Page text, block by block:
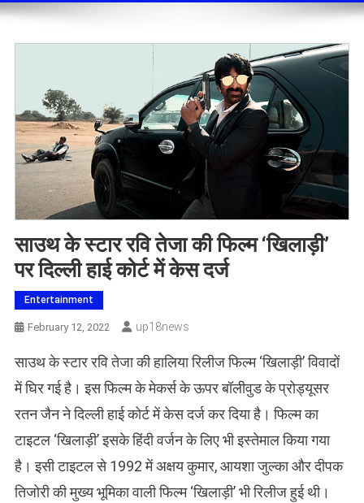
साउथ के स्टार रवि तेजा की फिल्म ‘खिलाड़ी’
पर दिल्ली हाई कोर्ट में केस दर्ज
Entertainment
February 12, 2022 Up18news
साउथ के स्टार रवि तेजा की हालिया रिलीज फिल्म ‘खिलाड़ी’ विवादों
में घिर गई है। इस फिल्म के मेकर्स के ऊपर बॉलीवुड के प्रोड्यूसर
रतन जैन ने दिल्ली हाई कोर्ट में केस दर्ज कर दिया है। फिल्म का
टाइटल ‘खिलाड़ी’ इसके हिंदी वर्जन के लिए भी इस्तेमाल किया गया
है। इसी टाइटल से 1992 में अक्षय कुमार, आयशा जुल्का और दीपक
तिजोरी की मुख्य भूमिका वाली फिल्म ‘खिलाड़ी’ भी रिलीज हुई थी।